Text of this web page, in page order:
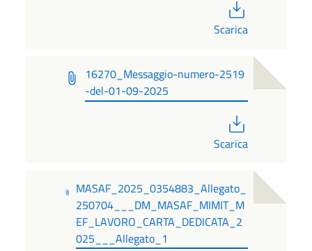
Scarica
16270_Messaggio-numero-2519
-del-01-09-2025
Scarica
MASAF_2025_0354883_Allegato_
250704___DM_MASAF_MIMIT_M
EF_LAVORO_CARTA_DEDICATA_2
025___Allegato_1